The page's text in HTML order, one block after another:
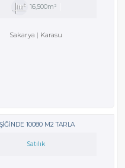
16,500m²
Sakarya Karasu
10080 M2 TARLA
Satılık